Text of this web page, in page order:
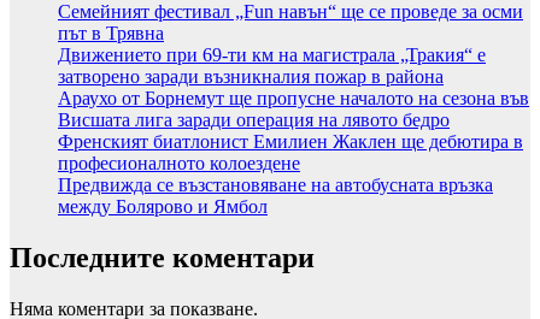
Семейният фестивал „Fun навън“ ще се проведе за осми
път в Трявна
Движението при 69-ти км на магистрала „Тракия“ е
затворено заради възникналия пожар в района
Араухо от Борнемут ще пропусне началото на сезона във
Висшата лига заради операция на лявото бедро
Френският биатлонист Емилиен Жаклен ще дебютира в
професионалното колоездене
Предвижда се възстановяване на автобусната връзка
между Болярово и Ямбол
Последните коментари
Няма коментари за показване.